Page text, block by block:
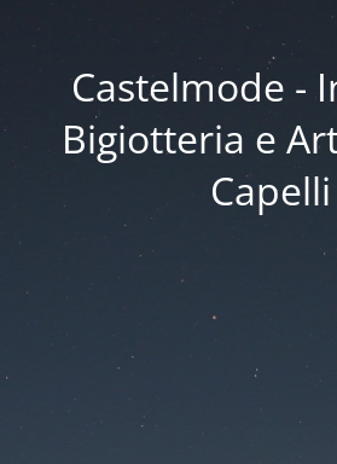
Castelmode -
Bigiotteria e
Capelli